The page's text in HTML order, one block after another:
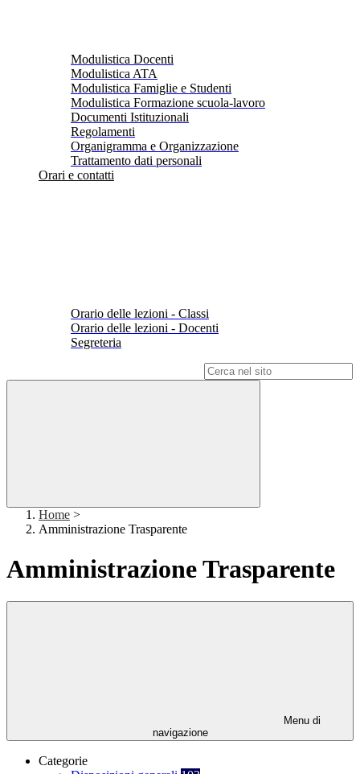
Modulistica Docenti
Modulistica ATA
Modulistica Famiglie e Studenti
Modulistica Formazione scuola-lavoro
Documenti Istituzionali
Regolamenti
Organigramma e Organizzazione
Trattamento dati personali
Orari e contatti
Orario delle lezioni - Classi
Orario delle lezioni - Docenti
Segreteria
Home >
Amministrazione Trasparente
Amministrazione Trasparente
Menu di
navigazione
Categorie